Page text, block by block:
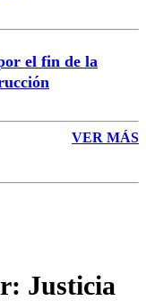
el fin de la
VER MÁS
Justicia